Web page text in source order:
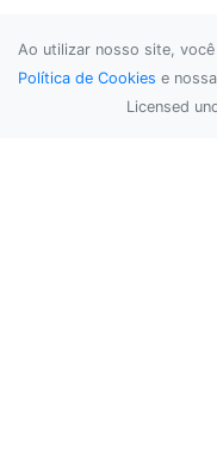
Ao utilizar nosso site,
Política de Cookies e nossa
Licensed